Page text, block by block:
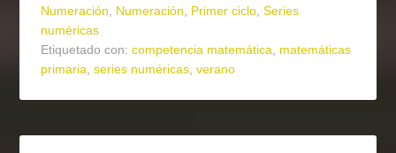
Numeración, Numeración, Primer ciclo,Series
numéricas
Etiquetado con:competencia matemática, matemáticas
primaria,series numéricas,verano